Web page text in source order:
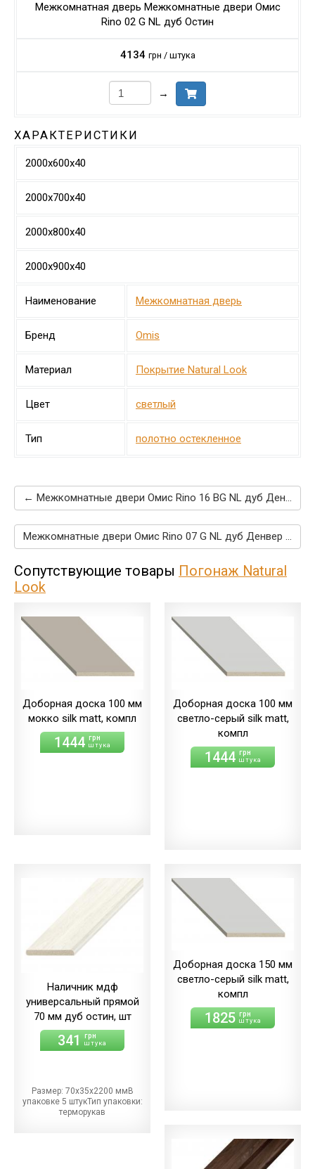
Межкомнатная дверь Межкомнатные двери Омис
Rino 02 G NL дуб Остин
4134 грн / штука
→
ХАРАКТЕРИСТИКИ
2000х600х40
2000х700х40
2000х800х40
2000х900х40
Наименование Межкомнатная дверь
Бренд Omis
Материал Покрытие Natural Look
Цвет светлый
Тип полотно остекленное
← Межкомнатные двери Омис Rino 16 BG NL дуб Денвер
Межкомнатные двери Омис Rino 07 G NL дуб Денвер →
Сопутствующие товары Погонаж Natural
Look
Доборная доска 100 мм
мокко silk matt, компл
1444 грн
штука
Доборная доска 100 мм
светло-серый silk matt,
компл
1444 грн
штука
Наличник мдф
универсальный прямой
70 мм дуб остин, шт
341 грн
штука
Размер: 70х35х2200 ммВ
упаковке 5 штукТип упаковки:
терморукав
Доборная доска 150 мм
светло-серый silk matt,
компл
1825 грн
штука